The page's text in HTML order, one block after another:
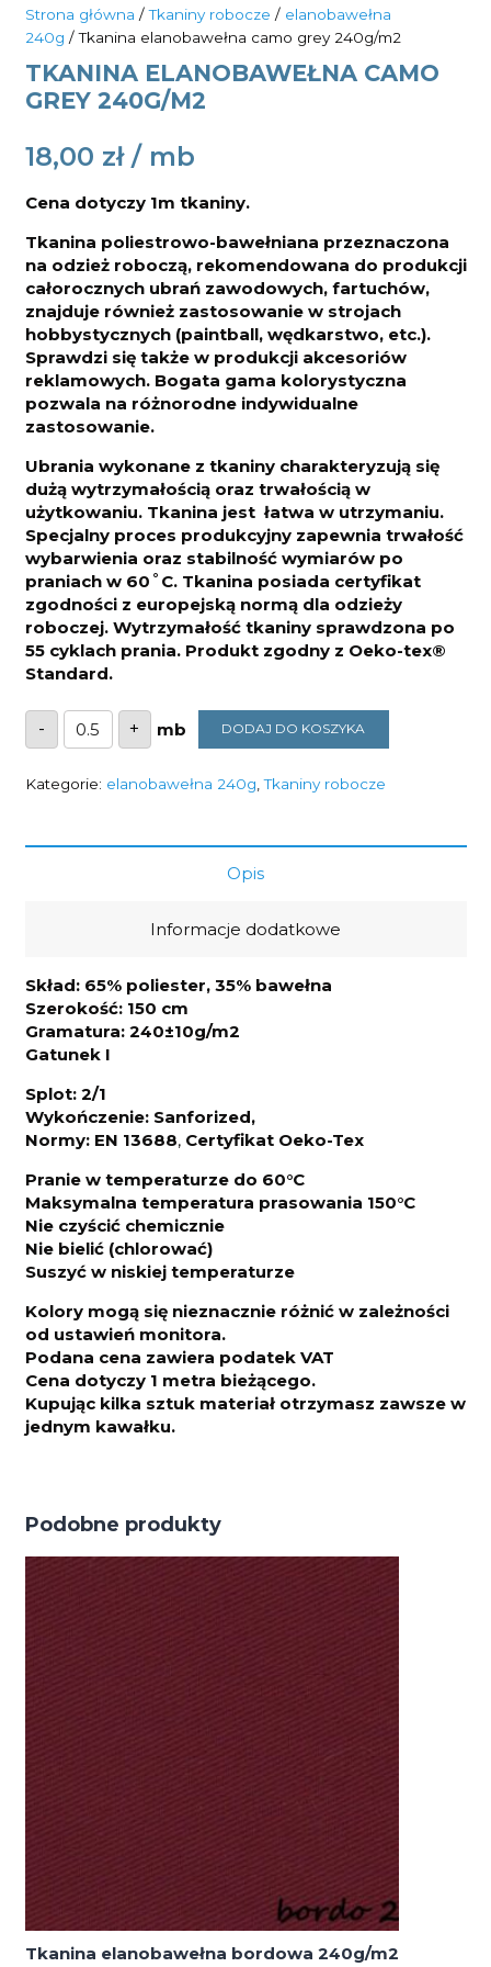
Strona główna /Tkaniny robocze / elanobawełna
240g / Tkanina elanobawełna camo grey 240g/m2
TKANINA ELANOBAWEŁNA CAMO
GREY 240G/M2
18,00 zł
Cena dotyczy 1m tkaniny.
Tkanina poliestrowo-bawełniana przeznaczona
na odzież roboczą, rekomendowana do produkcji
całorocznych ubrań zawodowych, fartuchów,
znajduje również zastosowanie w strojach
hobbystycznych (paintball, wędkarstwo, etc.).
Sprawdzi się także w produkcji akcesoriów
reklamowych. Bogata gama kolorystyczna
pozwala na różnorodne indywidualne
zastosowanie.
Ubrania wykonane z tkaniny charakteryzują się
dużą wytrzymałością oraz trwałością w
użytkowaniu. Tkanina jest łatwa w utrzymaniu.
Specjalny proces produkcyjny zapewnia trwałość
wybarwienia oraz stabilność wymiarów po
praniach w 60˚C. Tkanina posiada certyfikat
zgodności z europejską normą dla odzieży
roboczej. Wytrzymałość tkaniny sprawdzona po
55 cyklach prania. Produkt zgodny z Oeko-tex®
Standard.
-
ilość
Tkanina
elanobawełna
grey
240g/m2
+ DODAJ DO KOSZYKA
Kategorie: elanobawełna 240g,Tkaniny robocze
Opis
Informacje dodatkowe
Skład: 65% poliester, 35% bawełna
Szerokość: 150 cm
Gramatura: 240±10g/m2
Gatunek I
Splot: 2/1
Wykończenie: Sanforized,
Normy: EN 13688, Certyfikat Oeko-Tex
Pranie w temperaturze do 60°C
Maksymalna temperatura prasowania 150°C
Nie czyścić chemicznie
Nie bielić (chlorować)
Suszyć w niskiej temperaturze
Kolory mogą się nieznacznie różnić w zależności
od ustawień monitora.
Podana cena zawiera podatek VAT
Cena dotyczy 1 metra bieżącego.
Kupując kilka sztuk materiał otrzymasz zawsze w
jednym kawałku.
Podobne produkty
Tkanina elanobawełna bordowa 240g/m2